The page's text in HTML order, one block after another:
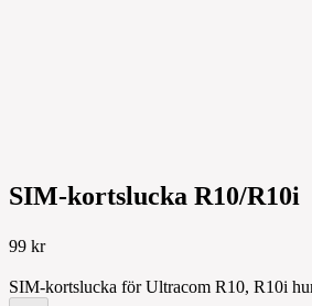
SIM-kortslucka R10/R10i
99 kr
SIM-kortslucka för Ultracom R10, R10i